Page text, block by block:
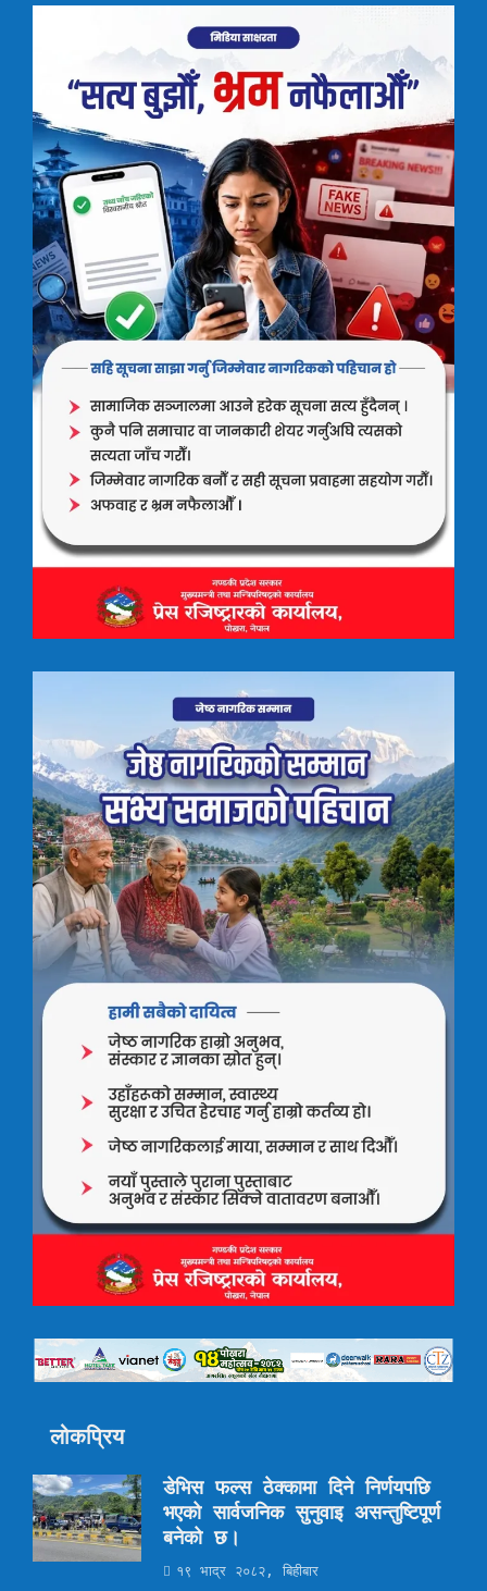
लोकप्रिय
डेभिस फल्स ठेक्कामा दिने निर्णयपछि
भएको सार्वजनिक सुनुवाइ असन्तुष्टिपूर्ण
बनेको छ।
१९ भाद्र २०८२, बिहीबार